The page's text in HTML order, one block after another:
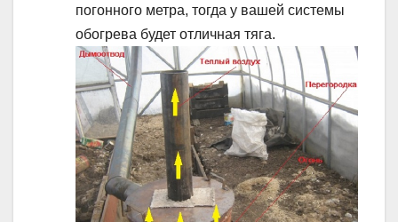
погонного метра, тогда у вашей системы
обогрева будет отличная тяга.